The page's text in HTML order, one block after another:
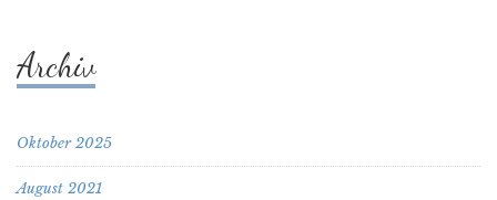
Archiv
Oktober 2025
August 2021